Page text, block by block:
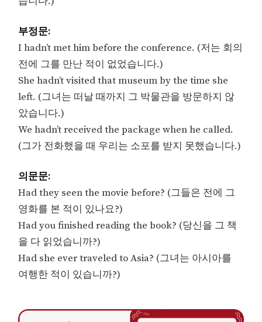
부정문:
I hadn’t met him before the conference. (저는 회의
전에 그를 만난 적이 없었습니다.)
She hadn’t visited that museum by the time she
left. (그녀는 떠날 때까지 그 박물관을 방문하지 않
았습니다.)
We hadn’t received the package when he called.
(그가 전화했을 때 우리는 소포를 받지 못했습니다.)
의문문:
Had they seen the movie before? (그들은 전에 그
영화를 본 적이 있나요?)
Had you finished reading the book? (당신을 그 책
을 다 읽었습니까?)
Had she ever traveled to Asia? (그녀는 아시아를
여행한 적이 있습니까?)